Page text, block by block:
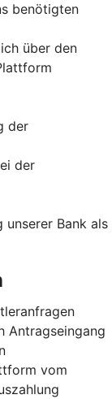
benötigten
über den
der
der
unserer Bank als
Antragseingang
vom